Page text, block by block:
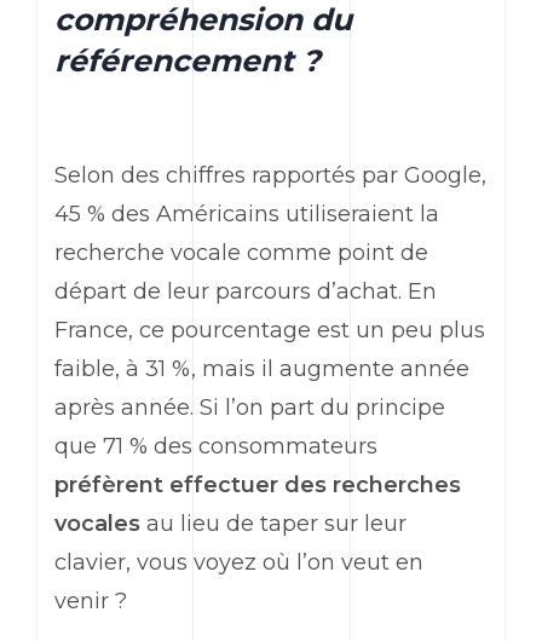
compréhension du
référencement ?
Selon des chiffres rapportés par Google,
45 % des Américains utiliseraient la
recherche vocale comme point de
départ de leur parcours d’achat. En
France, ce pourcentage est un peu plus
faible, à 31 %, mais il augmente année
après année. Si l’on part du principe
que 71 % des consommateurs
préfèrent effectuer des recherches
vocales au lieu de taper sur leur
clavier, vous voyez où l’on veut en
venir ?